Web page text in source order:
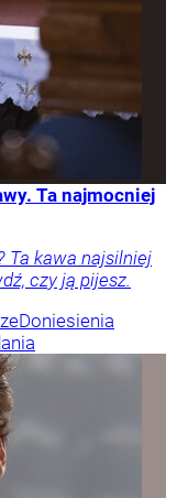
Ta najmocniej
Ta kawa najsilniej
czy ją pijesz.
Doniesienia